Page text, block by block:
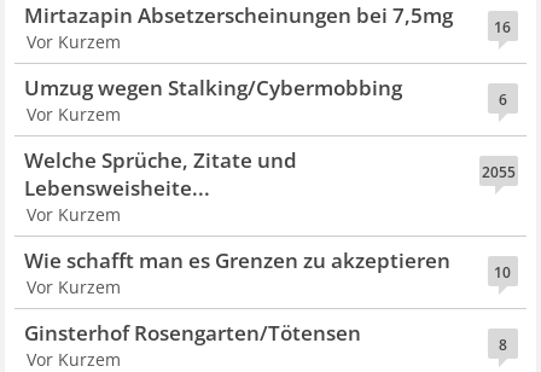
16
Mirtazapin Absetzerscheinungen bei 7,5mg
Vor Kurzem
6
Umzug wegen Stalking/Cybermobbing
Vor Kurzem
2055
Welche Sprüche, Zitate und
Lebensweisheite...
Vor Kurzem
10
Wie schafft man es Grenzen zu akzeptieren
Vor Kurzem
8
Ginsterhof Rosengarten/Tötensen
Vor Kurzem